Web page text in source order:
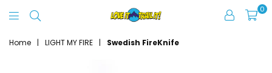
It
0
Home | LIGHT MY FIRE | Swedish FireKnife